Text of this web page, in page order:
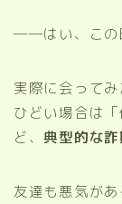
──はい、この
実際に会って
ひどい場合は
ど、典型的な
友達も悪気があ